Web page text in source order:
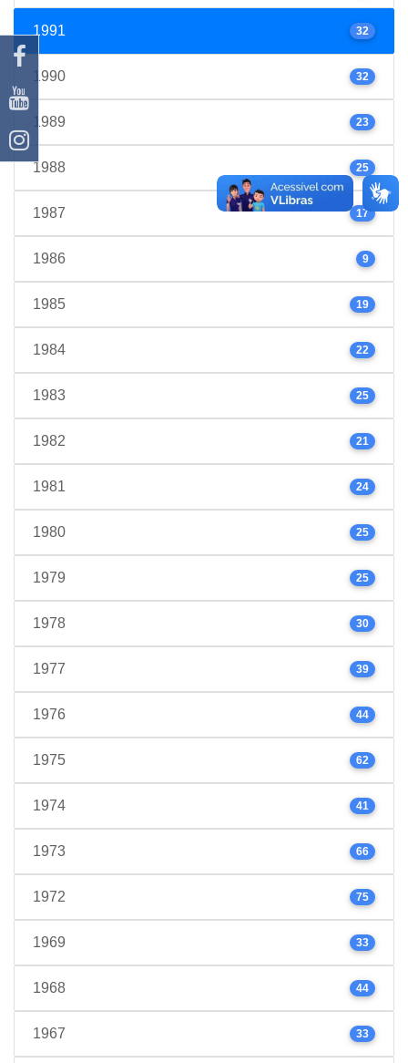
1991 32
1990 32
1989 23
1988 25
1987 17
1986 9
1985 19
1984 22
1983 25
1982 21
1981 24
1980 25
1979 25
1978 30
1977 39
1976 44
1975 62
1974 41
1973 66
1972 75
1969 33
1968 44
1967 33